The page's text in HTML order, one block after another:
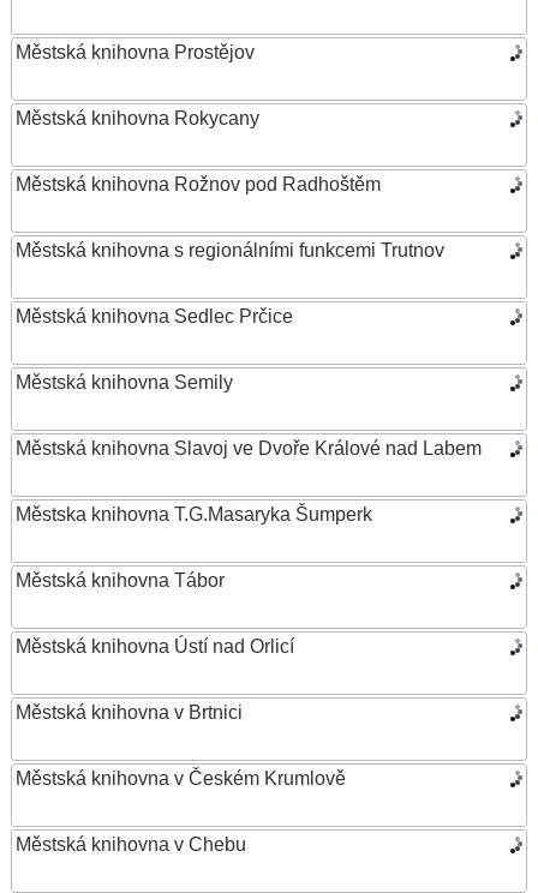
Městská knihovna Prostějov
Městská knihovna Rokycany
Městská knihovna Rožnov pod Radhoštěm
Městská knihovna s regionálními funkcemi Trutnov
Městská knihovna Sedlec Prčice
Městská knihovna Semily
Městská knihovna Slavoj ve Dvoře Králové nad Labem
Městska knihovna T.G.Masaryka Šumperk
Městská knihovna Tábor
Městská knihovna Ústí nad Orlicí
Městská knihovna v Brtnici
Městská knihovna v Českém Krumlově
Městská knihovna v Chebu